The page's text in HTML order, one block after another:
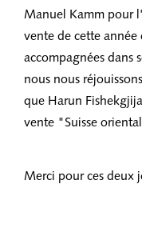
Manuel Kamm pour
vente de cette
accompagnées dans
nous nous
que Harun
vente "Suisse
Merci pour ces deux